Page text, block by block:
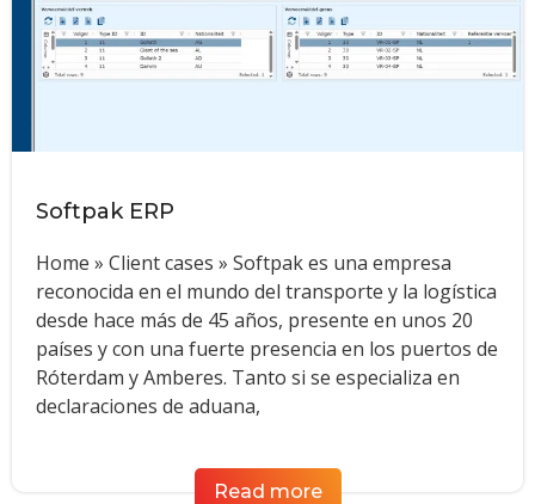
Softpak ERP
Home » Client cases » Softpak es una empresa
reconocida en el mundo del transporte y la logística
desde hace más de 45 años, presente en unos 20
países y con una fuerte presencia en los puertos de
Róterdam y Amberes. Tanto si se especializa en
declaraciones de aduana,
Read more